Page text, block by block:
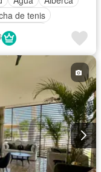
de tenis
equipada
Cuarto de servicio
Wifi